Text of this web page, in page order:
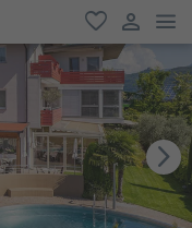
favorit
user link